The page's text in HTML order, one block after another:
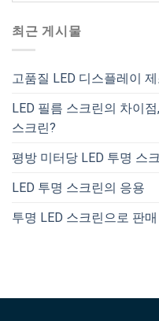
최근 게시물
고품질 LED 디스플레이
LED 필름 스크린의 차이
스크린?
평방 미터당 LED 투명 스
LED 투명 스크린의 응용
투명 LED 스크린으로 판